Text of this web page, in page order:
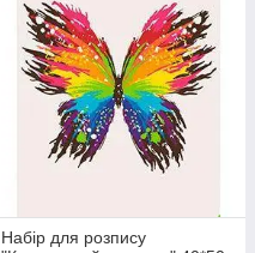
Набір для розпису